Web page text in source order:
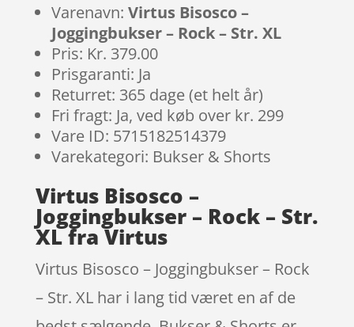
Varenavn: Virtus Bisosco –
Joggingbukser – Rock – Str. XL
Pris: Kr. 379.00
Prisgaranti: Ja
Returret: 365 dage (et helt år)
Fri fragt: Ja, ved køb over kr. 299
Vare ID: 5715182514379
Varekategori: Bukser & Shorts
Virtus Bisosco –
Joggingbukser – Rock – Str.
XL fra Virtus
Virtus Bisosco – Joggingbukser – Rock
– Str. XL har i lang tid været en af de